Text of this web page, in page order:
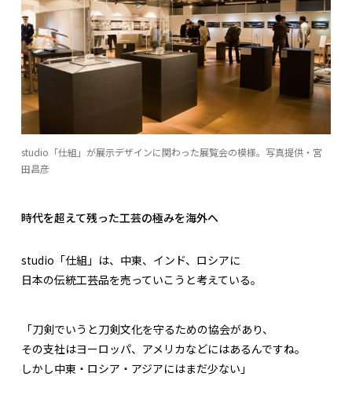
studio「仕組」が展示デザインに関わった展覧会の模様。写真提供・宮
田昌彦
時代を超えて残った工芸の極みを海外へ
studio「仕組」は、中東、インド、ロシアに
日本の伝統工芸品を売っていこうと考えている。
「刀剣でいうと刀剣文化を守るための協会があり、
その支社はヨーロッパ、アメリカなどにはあるんですね。
しかし中東・ロシア・アジアにはまだ少ない」